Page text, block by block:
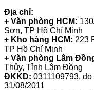
Địa chỉ:
+ Văn phòng HCM:
Sơn, TP Hồ Chí Minh
+ Kho hàng HCM: 223
TP Hồ Chí Minh
+ Văn phòng Lâm
Thủy, Tỉnh Lâm Đồng
ĐKKD: 0311109793,
31/08/2011